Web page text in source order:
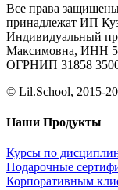
Все права
принадлежат ИП
Индивидуальный
Максимовна, ИНН
ОГРНИП 31858
© Lil.School,
Наши Продукты
Курсы по
Подарочные
Корпоративным